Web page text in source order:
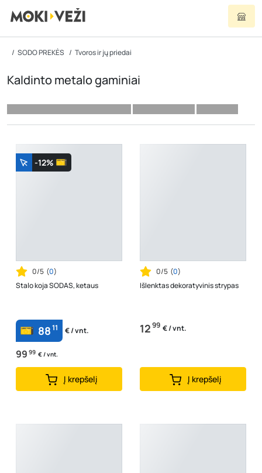
SODO PREKĖS Tvoros ir jų priedai
Kaldinto metalo gaminiai
-12%
0/5 (0)
Stalo koja SODAS, ketaus
8811 € / vnt.
99 99 € / vnt.
Į krepšelį
0/5 (0)
Išlenktas dekoratyvinis strypas
1299 € / vnt.
Į krepšelį